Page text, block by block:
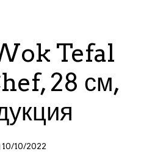
Tefal
28 см,
10/10/2022